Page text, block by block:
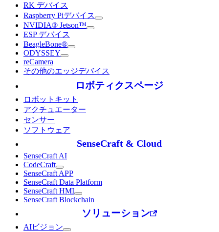
RK デバイス
Raspberry Piデバイス
NVIDIA® Jetson™
ESP デバイス
BeagleBone®
ODYSSEY
reCamera
その他のエッジデバイス
ロボティクスページ
ロボットキット
アクチュエーター
センサー
ソフトウェア
SenseCraft & Cloud
SenseCraft AI
CodeCraft
SenseCraft APP
SenseCraft Data Platform
SenseCraft HMI
SenseCraft Blockchain
ソリューション
AIビジョン